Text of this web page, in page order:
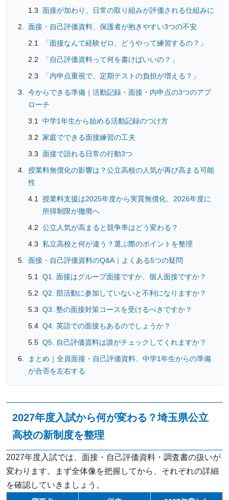
面接が加わり、日常の取り組みが評価される仕組みに
面接・自己評価資料、保護者が抱きやすい3つの不安
「面接なんて経験ゼロ、どうやって練習するの？」
「自己評価資料って何を書けばいいの？」
「内申点重視で、定期テストの負担が増える？」
今からできる準備｜活動記録・面接・内申点の3つのアプ
ローチ
中学1年生から始める活動記録のつけ方
家庭でできる面接練習の工夫
面接で語れる日常の行動3つ
授業料無償化の影響は？公立高校の人気が再び高まる可能
性
授業料支援は2025年度から実質無償化、2026年度に
所得制限が撤廃へ
公立人気が高まると競争率はどう変わる？
私立高校と何が違う？選ぶ際のポイントを整理
面接・自己評価資料のQ&A｜よくある5つの疑問
Q1. 面接はグループ面接ですか、個人面接ですか？
Q2. 部活動に参加していないと不利になりますか？
Q3. 塾の面接対策コースを受けるべきですか？
Q4. 英語での面接もあるのでしょうか？
Q5. 自己評価資料は誰がチェックしてくれますか？
まとめ｜全員面接・自己評価資料、中学1年生からの準備
が合否を左右する
2027年度入試から何が変わる？埼玉県公立
高校の新制度を整理
2027年度入試では、面接・自己評価資料・調査書の扱いが
変わります。まず全体像を把握してから、それぞれの詳細
を確認していきましょう。